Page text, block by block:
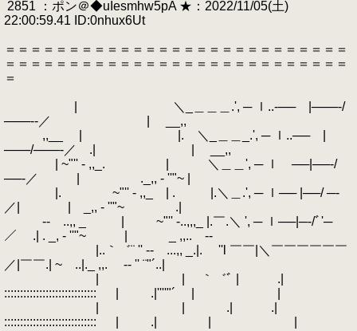
2851 ：ポン＠◆uIesmhw5pA ★：2022/11/05(土)
22:00:59.41 ID:0nhux6Ut
＝＝＝＝＝＝＝＝＝＝＝＝＝＝＝＝＝＝＝＝＝＝＝＝＝＝＝
＝＝＝＝＝＝＝＝＝＝＝＝＝＝＝＝＝＝＝＝＝＝＝＝＝＝＝
＝
| ＼_＿＿＿.', ─ ｌ..‐── |───‐/
───‐‐／ | __,,
,,__ | |. ＼_＿＿_.', ─ ｌ..── |
───/───‐／ .| | __,,
| ~"'' - ,,_. | ＼＿＿', ─ ｌ ──|──‐/
──‐／ | ._,, - ''"~ |
|. ~"'' - ,,_ | . |.＼＿.', ─ ｌ── |──/ ─‐
／| | _,, - ''"~ .|
‐- ..,, _ | ~"'' -..,,,_ |.￣.＼ ', ─ ｌ──|─‐/ﾞ'─
／ .| . _, - ''"~ | _ ,,.. -‐
|..｀゛¨ '' ‐- ...,, _.|. ''l ￣￣|＼￣￣￣￣￣￣
／|￣￣.| ~ ..|._ ,,. -‐ '' ¨"´..|
| | ｀゛ﾞ | .|
::::::::::::::::::::::::::::: | .|''''"´ | |
| | .| .|
::::::::::::::::::::::::::::: | .| | |